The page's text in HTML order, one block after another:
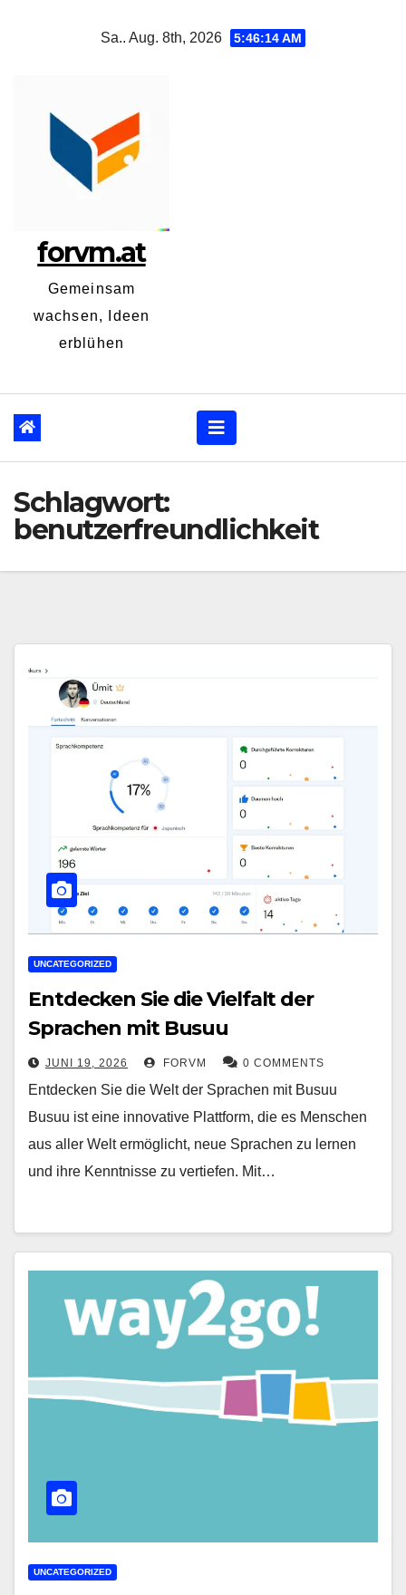
Sa.. Aug. 8th, 2026 5:46:14 AM
forvm.at
Gemeinsam
wachsen, Ideen
erblühen
Schlagwort:
benutzerfreundlichkeit
UNCATEGORIZED
Entdecken Sie die Vielfalt der
Sprachen mit Busuu
JUNI 19, 2026 FORVM 0 COMMENTS
Entdecken Sie die Welt der Sprachen mit Busuu
Busuu ist eine innovative Plattform, die es Menschen
aus aller Welt ermöglicht, neue Sprachen zu lernen
und ihre Kenntnisse zu vertiefen. Mit…
UNCATEGORIZED